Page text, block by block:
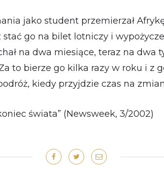
jako student przemierzał
go na bilet lotniczy i
na dwa miesiące, teraz na dwa
to bierze go kilka razy w roku i z
kiedy przyjdzie czas na
świata” (Newsweek, 3/2002)